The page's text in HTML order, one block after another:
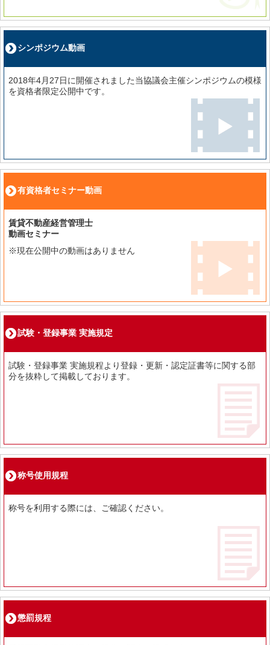
シンポジウム動画
2018年4月27日に開催されました当協議会主催シンポジウムの模様
を資格者限定公開中です。
有資格者セミナー動画
賃貸不動産経営管理士
動画セミナー
※現在公開中の動画はありません
試験・登録事業 実施規定
試験・登録事業 実施規程より登録・更新・認定証書等に関する部
分を抜粋して掲載しております。
称号使用規程
称号を利用する際には、ご確認ください。
懲罰規程